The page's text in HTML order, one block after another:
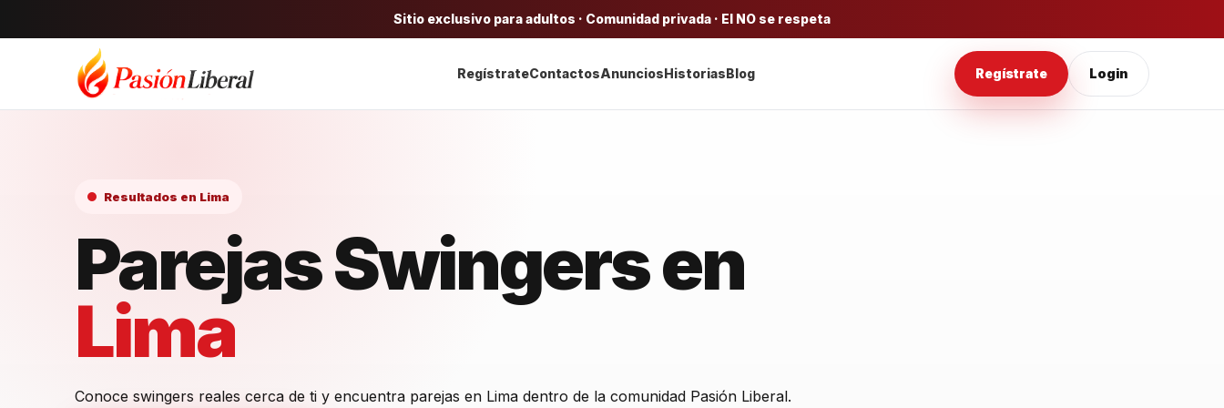
Sitio exclusivo para adultos · Comunidad privada · El NO se respeta
RegístrateContactosAnunciosHistoriasBlog Regístrate Login
Resultados en Lima
Parejas Swingers en
Lima
Conoce swingers reales cerca de ti y encuentra parejas en Lima dentro de la comunidad Pasión Liberal.